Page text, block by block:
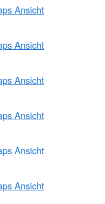
Ansicht
Ansicht
Ansicht
Ansicht
Ansicht
Ansicht